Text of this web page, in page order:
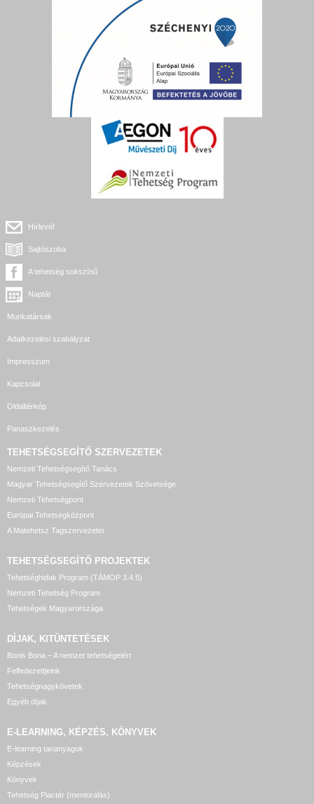
Hírlevél
Sajtószoba
A tehetség sokszínű
Naptár
Munkatársak
Adatkezelési szabályzat
Impresszum
Kapcsolat
Oldaltérkép
Panaszkezelés
TEHETSÉGSEGÍTŐ SZERVEZETEK
Nemzeti Tehetségsegítő Tanács
Magyar Tehetségsegítő Szervezetek Szövetsége
Nemzeti Tehetségpont
Európai Tehetségközpont
A Matehetsz Tagszervezetei
TEHETSÉGSEGÍTŐ PROJEKTEK
Tehetséghidak Program (TÁMOP 3.4.5)
Nemzeti Tehetség Program
Tehetségek Magyarországa
DÍJAK, KITÜNTETÉSEK
Bonis Bona – A nemzet tehetségeiért
Felfedezettjeink
Tehetségnagykövetek
Egyéb díjak
E-LEARNING, KÉPZÉS, KÖNYVEK
E-learning tananyagok
Képzések
Könyvek
Tehetség Piactér (mentorálás)